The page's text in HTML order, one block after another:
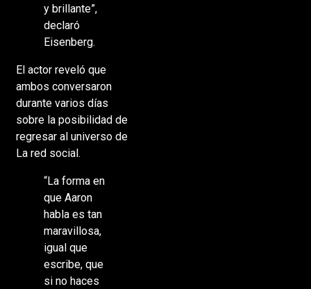
y brillante”,
declaró
Eisenberg.
El actor reveló que
ambos conversaron
durante varios días
sobre la posibilidad de
regresar al universo de
La red social.
“La forma en
que Aaron
habla es tan
maravillosa,
igual que
escribe, que
si no haces